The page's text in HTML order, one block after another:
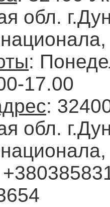
обл.
:
17.00
:
обл.